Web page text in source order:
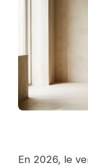
En 2026, le